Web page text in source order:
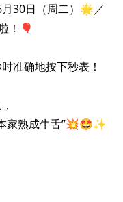
30日（周二）🌟／
！🎈
准确地按下秒表！
家熟成牛舌”💥🤩✨